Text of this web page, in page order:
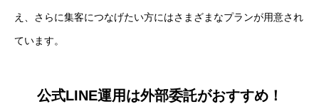
え、さらに集客につなげたい方にはさまざまなプランが用意され
ています。
公式LINE運用は外部委託がおすすめ！